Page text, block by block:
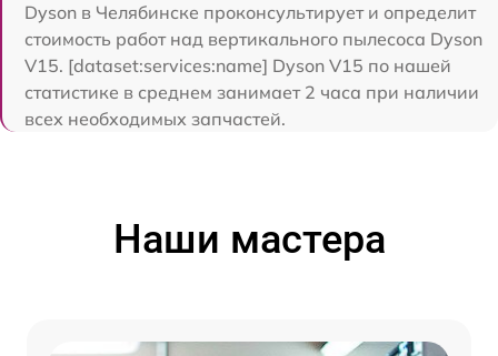
Dyson в Челябинске проконсультирует и определит
стоимость работ над вертикального пылесоса Dyson
V15. [dataset:services:name] Dyson V15 по нашей
статистике в среднем занимает 2 часа при наличии
всех необходимых запчастей.
Наши мастера